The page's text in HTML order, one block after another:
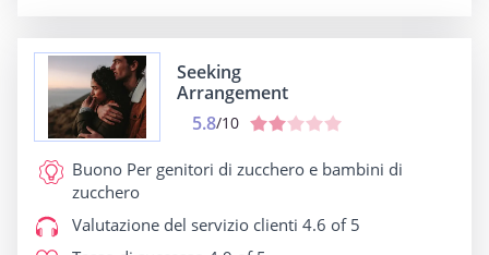
Seeking
Arrangement
5.8/10
Buono Per genitori di zucchero e bambini di
zucchero
Valutazione del servizio clienti 4.6 of 5